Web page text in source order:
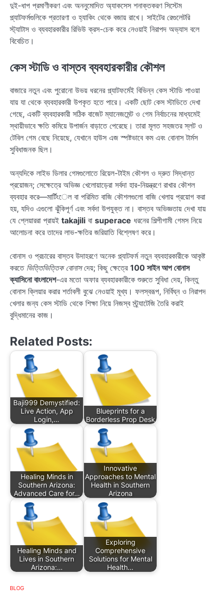
দুই-ধাপ প্রমাণীকরণ এবং অননুমোদিত অ্যাকসেস শনাক্তকরণ সিস্টেম
প্ল্যাটফর্মগুলিকে প্রতারণা ও হ্যাকিং থেকে বজায় রাখে। সাইটের রেগুলেটরি
স্ট্যাটাস ও ব্যবহারকারীর রিভিউ ক্রস-চেক করে নেওয়াই নিরাপদ অভ্যাস বলে
বিবেচিত।
কেস স্টাডি ও বাস্তব ব্যবহারকারীর কৌশল
বাজারে নতুন এবং পুরোনো উভয় ধরনের প্ল্যাটফর্মেই বিভিন্ন কেস স্টাডি পাওয়া
যায় যা থেকে ব্যবহারকারী উপকৃত হতে পারে। একটি ছোট কেস স্টাডিতে দেখা
গেছে, একটি ব্যবহারকারী সঠিক বাজেট ম্যানেজমেন্ট ও গেম নির্বাচনের মাধ্যমেই
স্থায়ীভাবে ক্ষতি কমিয়ে উপার্জন বাড়াতে পেরেছে। তারা মূলত সহজতর স্লট ও
টেবিল গেম বেছে নিয়েছে, যেখানে হাউস এজ স্পষ্টভাবে কম এবং বোনাস টার্মস
সুবিধাজনক ছিল।
অন্যদিকে লাইভ ডিলার গেমগুলোতে রিয়েল-টাইম কৌশল ও দ্রুত সিদ্ধান্ত
প্রয়োজন; সেক্ষেত্রে অভিজ্ঞ খেলোয়াড়েরা সর্বদা হার-নিয়ন্ত্রণে রাখার কৌশল
ব্যবহার করে—মার্টিংেল বা পরিমিত বাজি কৌশলগুলো বাজি খেলায় প্রয়োগ করা
হয়, যদিও এগুলো ঝুঁকিপূর্ণ এবং সর্বদা উপযুক্ত না। বাস্তব অভিজ্ঞতায় দেখা যায়
যে প্লেয়াররা প্রায়ই takajili বা superace ধরনের শিল্পীগামী গেমস নিয়ে
আলোচনা করে তাদের লাভ-ক্ষতির জরিয়াতি বিশ্লেষণ করে।
বোনাস ও প্রচারের বাস্তব উদাহরণে অনেক প্ল্যাটফর্ম নতুন ব্যবহারকারীকে আকৃষ্ট
করতে ভিত্তিভিত্তিক বোনাসদেয়; কিছু ক্ষেত্রে 100 সাইন আপ বোনাস
ক্যাসিনো বাংলাদেশ-এর মতো অফার ব্যবহারকারীকে শুরুতে সুবিধা দেয়, কিন্তু
বোনাস ক্লিয়ার করার শর্তাবলী বুঝে নেওয়াই মূখ্য। ফলস্বরূপ, নির্বিঘ্ন ও নিরাপদ
খেলার জন্য কেস স্টাডি থেকে শিক্ষা নিয়ে নিজস্ব স্ট্র্যাটেজি তৈরি করাই
বুদ্ধিমানের কাজ।
Related Posts:
Baji999 Demystified:
Live Action, App
Login,…
Blueprints for a
Borderless Prop Desk
Healing Minds in
Southern Arizona:
Advanced Care for…
Innovative
Approaches to Mental
Health in Southern
Arizona
Healing Minds and
Lives in Southern
Arizona:…
Exploring
Comprehensive
Solutions for Mental
Health…
BLOG